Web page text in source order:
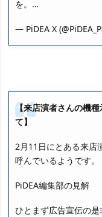
を。…
— PiDEA X
【来店演者さんの機
て】
2月11日にとある来店
呼んでいるようです。
PiDEA編集部の見解
ひとまず広告宣伝の